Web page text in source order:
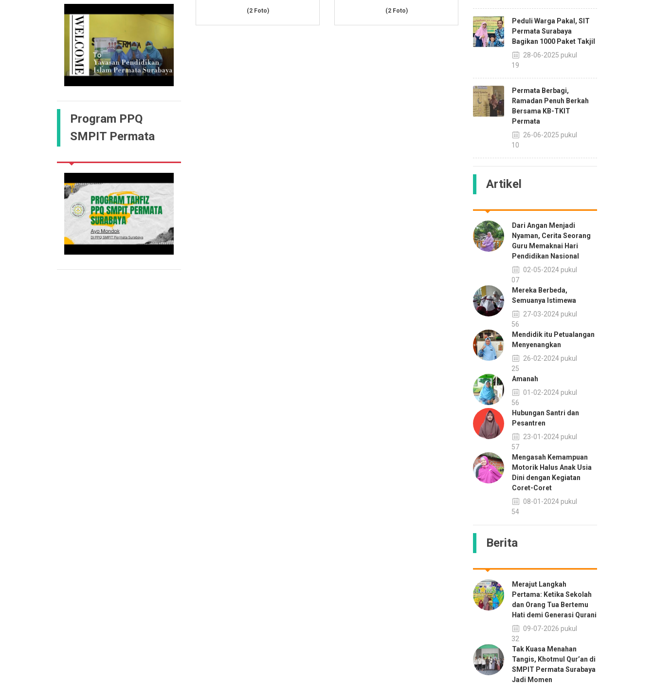
Program PPQ
SMPIT Permata
(2 Foto) (2 Foto)
Peduli Warga Pakal, SIT
Permata Surabaya
Bagikan 1000 Paket Takjil
28-06-2025 pukul
10:19
Permata Berbagi,
Ramadan Penuh Berkah
Bersama KB-TKIT
Permata
26-06-2025 pukul
15:10
Artikel
Dari Angan Menjadi
Nyaman, Cerita Seorang
Guru Memaknai Hari
Pendidikan Nasional
02-05-2024 pukul
09:07
Mereka Berbeda,
Semuanya Istimewa
27-03-2024 pukul
08:56
Mendidik itu Petualangan
Menyenangkan
26-02-2024 pukul
11:25
Amanah
01-02-2024 pukul
13:56
Hubungan Santri dan
Pesantren
23-01-2024 pukul
08:57
Mengasah Kemampuan
Motorik Halus Anak Usia
Dini dengan Kegiatan
Coret-Coret
08-01-2024 pukul
13:54
Berita
Merajut Langkah
Pertama: Ketika Sekolah
dan Orang Tua Bertemu
Hati demi Generasi Qurani
09-07-2026 pukul
11:32
Tak Kuasa Menahan
Tangis, Khotmul Qur’an di
SMPIT Permata Surabaya
Jadi Momen